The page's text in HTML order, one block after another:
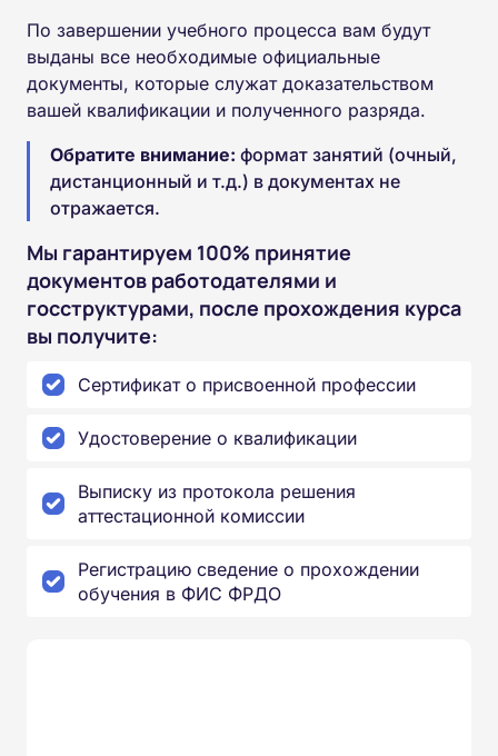
По завершении учебного процесса вам будут
выданы все необходимые официальные
документы, которые служат доказательством
вашей квалификации и полученного разряда.
Обратите внимание: формат занятий (очный,
дистанционный и т.д.) в документах не
отражается.
Мы гарантируем 100% принятие
документов работодателями и
госструктурами, после прохождения курса
вы получите:
Сертификат о присвоенной профессии
Удостоверение о квалификации
Выписку из протокола решения
аттестационной комиссии
Регистрацию сведение о прохождении
обучения в ФИС ФРДО